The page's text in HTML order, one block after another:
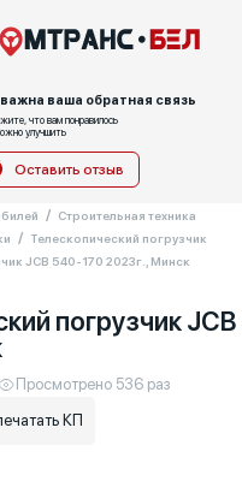
ваша обратная связь
что вам понравилось
улучшить
Оставить отзыв
Строительная техника
Телескопический погрузчик
JCB 540-170 2023г., Минск
погрузчик
Просмотрено 536 раз
КП